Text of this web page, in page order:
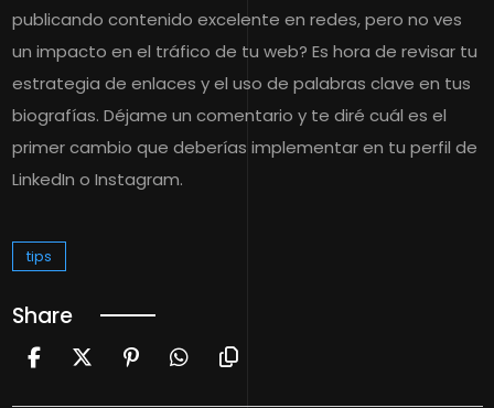
publicando contenido excelente en redes, pero no ves
un impacto en el tráfico de tu web? Es hora de revisar tu
estrategia de enlaces y el uso de palabras clave en tus
biografías. Déjame un comentario y te diré cuál es el
primer cambio que deberías implementar en tu perfil de
LinkedIn o Instagram.
tips
Share